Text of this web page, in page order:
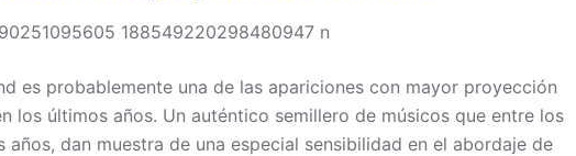
es probablemente una de las apariciones con mayor proyección
los últimos años. Un auténtico semillero de músicos que entre los
años, dan muestra de una especial sensibilidad en el abordaje de